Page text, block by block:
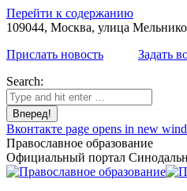
Перейти к содержанию
109044, Москва, улица
Прислать новость
Задать
Search:
Вконтакте page opens in new
Православное образование
Официальный портал